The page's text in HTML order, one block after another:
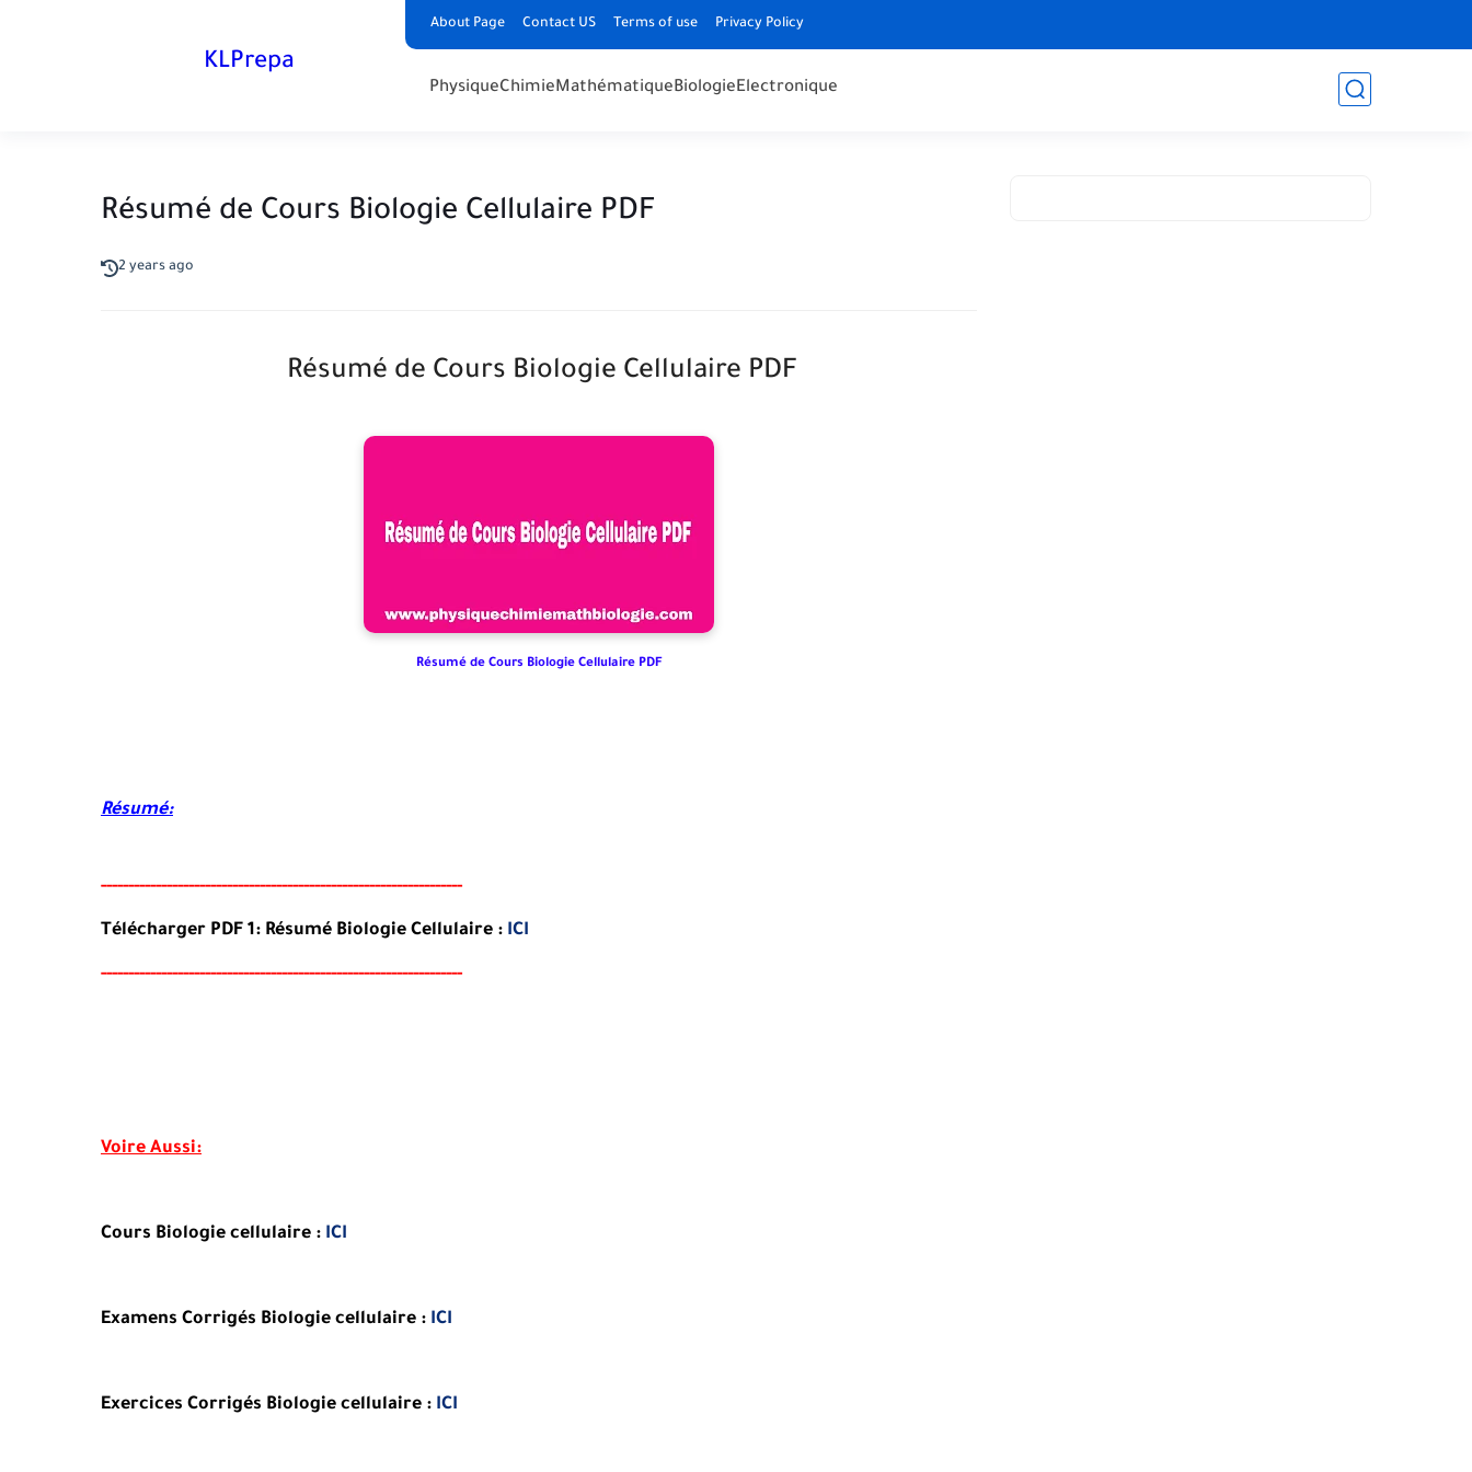
About Page Contact US Terms of use Privacy Policy
KLPrepa
PhysiqueChimieMathématiqueBiologieElectronique
Résumé de Cours Biologie Cellulaire PDF
2 years ago
Résumé de Cours Biologie Cellulaire PDF
Résumé de Cours Biologie Cellulaire PDF
Résumé:
------------------------------------------------------------------
Télécharger PDF 1: Résumé Biologie Cellulaire : ICI
------------------------------------------------------------------
Voire Aussi:
Cours Biologie cellulaire : ICI
Examens Corrigés Biologie cellulaire : ICI
Exercices Corrigés Biologie cellulaire : ICI